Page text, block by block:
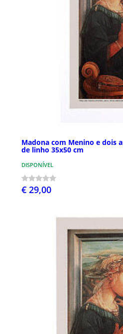
Madona com Menino e dois
de linho 35x50 cm
DISPONÍVEL
€ 29,00